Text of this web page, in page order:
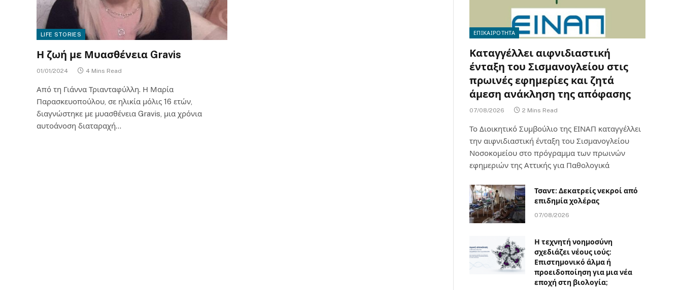
LIFE STORIES
Η ζωή με Μυασθένεια Gravis
01/01/2024 4 Mins Read
Από τη Γιάννα Τριανταφύλλη. Η Μαρία
Παρασκευοπούλου, σε ηλικία μόλις 16 ετών,
διαγνώστηκε με μυασθένεια Gravis, μια χρόνια
αυτοάνοση διαταραχή…
ΕΠΙΚΑΙΡΟΤΗΤΑ
Καταγγέλλει αιφνιδιαστική
ένταξη του Σισμανογλείου στις
πρωινές εφημερίες και ζητά
άμεση ανάκληση της απόφασης
07/08/2026 2 Mins Read
Το Διοικητικό Συμβούλιο της ΕΙΝΑΠ καταγγέλλει
την αιφνιδιαστική ένταξη του Σισμανογλείου
Νοσοκομείου στο πρόγραμμα των πρωινών
εφημεριών της Αττικής για Παθολογικά
Τσαντ: Δεκατρείς νεκροί από
επιδημία χολέρας
07/08/2026
Η τεχνητή νοημοσύνη
σχεδιάζει νέους ιούς:
Επιστημονικό άλμα ή
προειδοποίηση για μια νέα
εποχή στη βιολογία;